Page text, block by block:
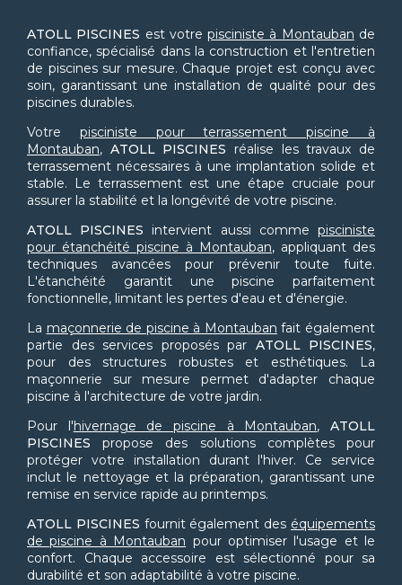
ATOLL PISCINES est votrepisciniste à Montauban de
confiance, spécialisé dans la construction et l'entretien
de piscines sur mesure. Chaque projet est conçu avec
soin, garantissant une installation de qualité pour des
piscines durables.
Votre pisciniste pour terrassement piscine à
Montauban, ATOLL PISCINES réalise les travaux de
terrassement nécessaires à une implantation solide et
stable. Le terrassement est une étape cruciale pour
assurer la stabilité et la longévité de votre piscine.
ATOLL PISCINES intervient aussi commepisciniste
pour étanchéité piscine à Montauban, appliquant des
techniques avancées pour prévenir toute fuite.
L'étanchéité garantit une piscine parfaitement
fonctionnelle, limitant les pertes d'eau et d'énergie.
La maçonnerie de piscine à Montauban fait également
partie des services proposés par ATOLL PISCINES,
pour des structures robustes et esthétiques. La
maçonnerie sur mesure permet d'adapter chaque
piscine à l'architecture de votre jardin.
Pour l'hivernage de piscine à Montauban,ATOLL
PISCINES propose des solutions complètes pour
protéger votre installation durant l'hiver. Ce service
inclut le nettoyage et la préparation, garantissant une
remise en service rapide au printemps.
ATOLL PISCINES fournit également des équipements
de piscine à Montauban pour optimiser l'usage et le
confort. Chaque accessoire est sélectionné pour sa
durabilité et son adaptabilité à votre piscine.